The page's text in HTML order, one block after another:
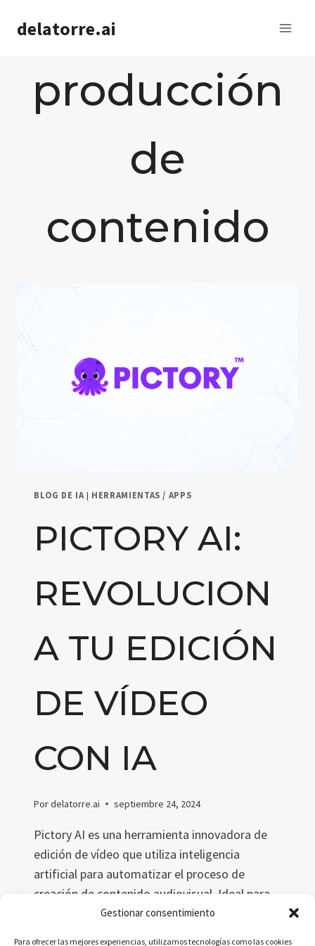
Gestionar consentimiento
Para ofrecer las mejores experiencias, utilizamos tecnologías como las cookies
delatorre.ai
producción
de
contenido
BLOG DE IA | HERRAMIENTAS / APPS
PICTORY AI:
REVOLUCION
A TU EDICIÓN
DE VÍDEO
CON IA
Pordelatorre.ai septiembre 24, 2024
Pictory AI es una herramienta innovadora de
edición de vídeo que utiliza inteligencia
artificial para automatizar el proceso de
creación de contenido audiovisual. Ideal para
educadores y marketers, Pictory permite